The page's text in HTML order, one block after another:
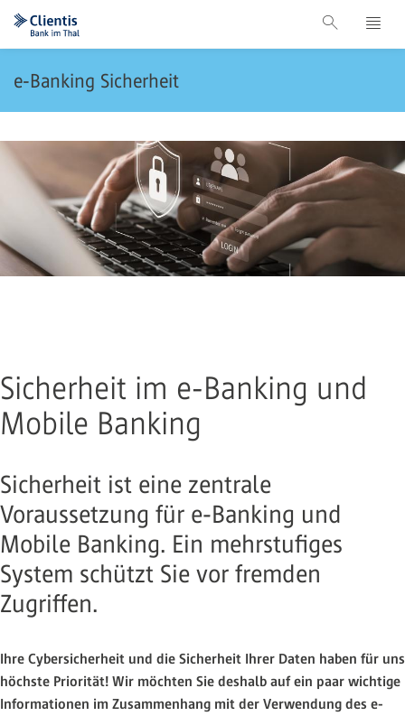
e-Banking Sicherheit
Sicherheit im e-Banking und
Mobile Banking
Sicherheit ist eine zentrale
Voraussetzung für e-Banking und
Mobile Banking. Ein mehrstufiges
System schützt Sie vor fremden
Zugriffen.
Ihre Cybersicherheit und die Sicherheit Ihrer Daten haben für uns
höchste Priorität! Wir möchten Sie deshalb auf ein paar wichtige
Informationen im Zusammenhang mit der Verwendung des e-